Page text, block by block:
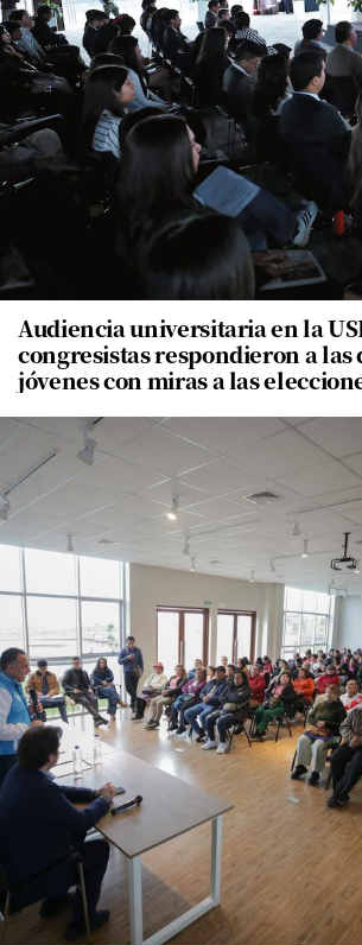
Audiencia universitaria en la
congresistas respondieron a las
jóvenes con miras a las